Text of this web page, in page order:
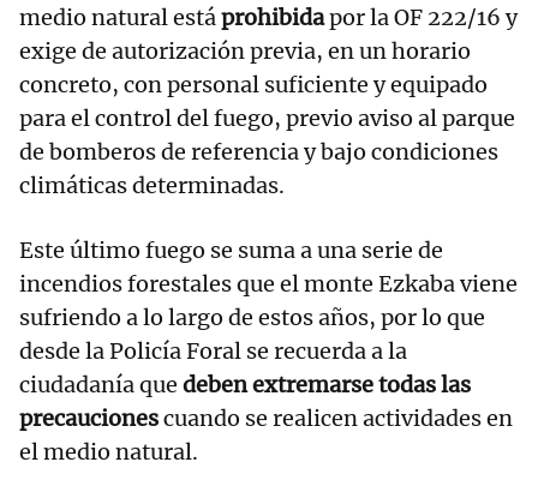
medio natural estáprohibidapor la OF 222/16 y
exige de autorización previa, en un horario
concreto, con personal suficiente y equipado
para el control del fuego, previo aviso al parque
de bomberos de referencia y bajo condiciones
climáticas determinadas.
Este último fuego se suma a una serie de
incendios forestales que el monte Ezkaba viene
sufriendo a lo largo de estos años, por lo que
desde la Policía Foral se recuerda a la
ciudadanía que deben extremarse todas las
precaucionescuando se realicen actividades en
el medio natural.